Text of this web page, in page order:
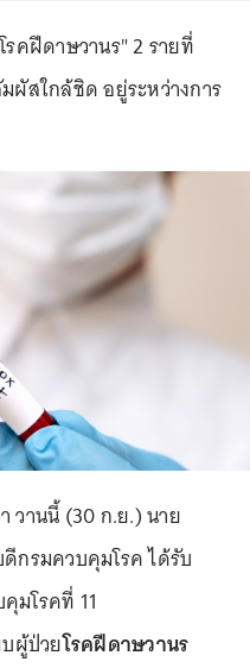
คฝีดาษวานร" 2 รายที่
สใกล้ชิด อยู่ระหว่างการ
วานนี้ (30 ก.ย.) นาย
กรมควบคุมโรค ได้รับ
มโรคที่ 11
ผู้ป่วยโรคฝีดาษวานร